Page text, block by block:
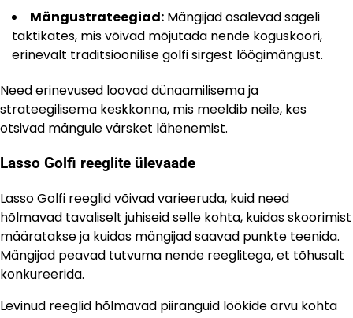
Mängustrateegiad: Mängijad osalevad sageli
taktikates, mis võivad mõjutada nende koguskoori,
erinevalt traditsioonilise golfi sirgest löögimängust.
Need erinevused loovad dünaamilisema ja
strateegilisema keskkonna, mis meeldib neile, kes
otsivad mängule värsket lähenemist.
Lasso Golfi reeglite ülevaade
Lasso Golfi reeglid võivad varieeruda, kuid need
hõlmavad tavaliselt juhiseid selle kohta, kuidas skoorimist
määratakse ja kuidas mängijad saavad punkte teenida.
Mängijad peavad tutvuma nende reeglitega, et tõhusalt
konkureerida.
Levinud reeglid hõlmavad piiranguid löökide arvu kohta